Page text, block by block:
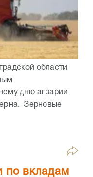
области
дню аграрии
Зерновые
по вкладам